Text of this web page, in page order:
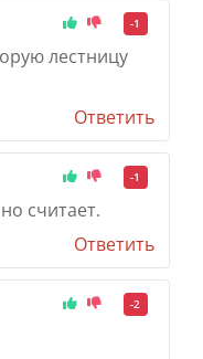
-1
лестницу
Ответить
-1
считает.
Ответить
-2